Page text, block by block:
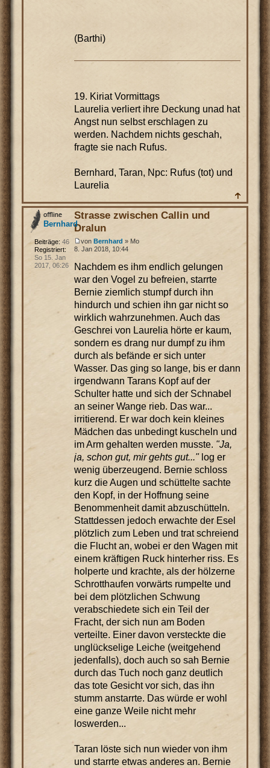
(Barthi)
19. Kiriat Vormittags
Laurelia verliert ihre Deckung unad hat
Angst nun selbst erschlagen zu
werden. Nachdem nichts geschah,
fragte sie nach Rufus.
Bernhard, Taran, Npc: Rufus (tot) und
Laurelia
Strasse zwischen Callin und
Dralun
von Bernhard » Mo
8. Jan 2018, 10:44
Nachdem es ihm endlich gelungen
war den Vogel zu befreien, starrte
Bernie ziemlich stumpf durch ihn
hindurch und schien ihn gar nicht so
wirklich wahrzunehmen. Auch das
Geschrei von Laurelia hörte er kaum,
sondern es drang nur dumpf zu ihm
durch als befände er sich unter
Wasser. Das ging so lange, bis er dann
irgendwann Tarans Kopf auf der
Schulter hatte und sich der Schnabel
an seiner Wange rieb. Das war...
irritierend. Er war doch kein kleines
Mädchen das unbedingt kuscheln und
im Arm gehalten werden musste. "Ja,
ja, schon gut, mir gehts gut..."log er
wenig überzeugend. Bernie schloss
kurz die Augen und schüttelte sachte
den Kopf, in der Hoffnung seine
Benommenheit damit abzuschütteln.
Stattdessen jedoch erwachte der Esel
plötzlich zum Leben und trat schreiend
die Flucht an, wobei er den Wagen mit
einem kräftigen Ruck hinterher riss. Es
holperte und krachte, als der hölzerne
Schrotthaufen vorwärts rumpelte und
bei dem plötzlichen Schwung
verabschiedete sich ein Teil der
Fracht, der sich nun am Boden
verteilte. Einer davon versteckte die
unglückselige Leiche (weitgehend
jedenfalls), doch auch so sah Bernie
durch das Tuch noch ganz deutlich
das tote Gesicht vor sich, das ihn
stumm anstarrte. Das würde er wohl
eine ganze Weile nicht mehr
loswerden...
Taran löste sich nun wieder von ihm
und starrte etwas anderes an. Bernie
Bernhard
Beiträge: 46
Registriert:
So 15. Jan
2017, 06:26